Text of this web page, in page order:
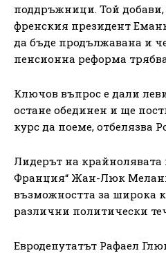
поддръжници. Той
френския президент
да бъде продължавана и
пенсионна реформа
Ключов въпрос е дали
остане обединен и ще
курс да поеме, отбелязва
Лидерът на крайнолявата
Франция“ Жан-Люк
възможността за широка
различни политически
Евродепутатът Рафаел